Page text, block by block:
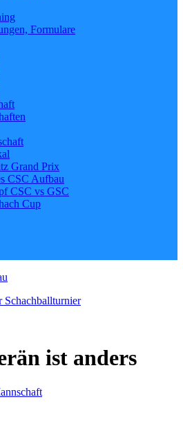
Formulare
Grand Prix
CSC Aufbau
CSC vs GSC
Cup
Schachballturnier
ist anders